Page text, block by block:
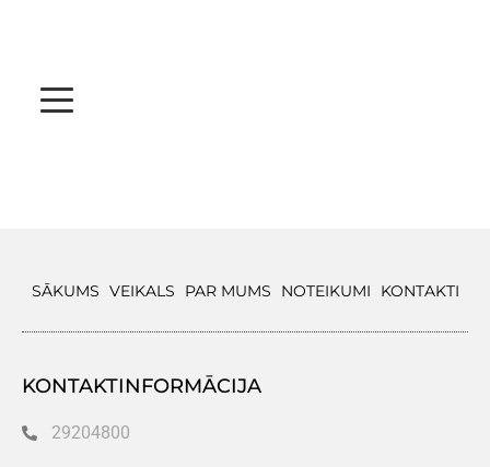
SĀKUMS VEIKALS PAR MUMS NOTEIKUMI KONTAKTI
KONTAKTINFORMĀCIJA
29204800